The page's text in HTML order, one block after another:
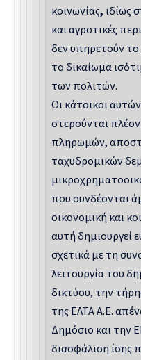
κοινωνίας, ιδίως
και αγροτικές
δεν υπηρετούν
το δικαίωμα
των πολιτών.
Οι κάτοικοι
στερούνται
πληρωμών,
ταχυδρομικών
που συνδέονται
οικονομική και
αυτή δημιουργεί
σχετικά με τη
λειτουργία του
δικτύου, την
της ΕΛΤΑ Α.Ε.
Δημόσιο και την
διασφάλιση ίσης